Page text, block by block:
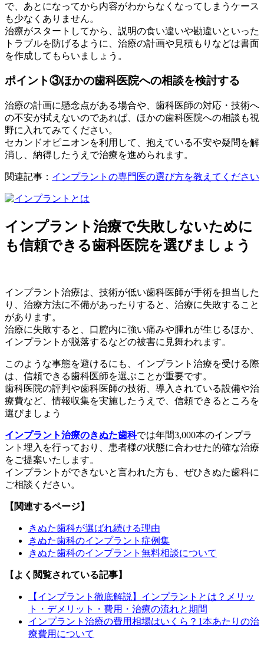
で、あとになってから内容がわからなくなってしまうケース
も少なくありません。
治療がスタートしてから、説明の食い違いや勘違いといった
トラブルを防げるように、治療の計画や見積もりなどは書面
を作成してもらいましょう。
ポイント③ほかの歯科医院への相談を検討する
治療の計画に懸念点がある場合や、歯科医師の対応・技術へ
の不安が拭えないのであれば、ほかの歯科医院への相談も視
野に入れてみてください。
セカンドオピニオンを利用して、抱えている不安や疑問を解
消し、納得したうえで治療を進められます。
関連記事： インプラントの専門医の選び方を教えてください
インプラント治療で失敗しないために
も信頼できる歯科医院を選びましょう
インプラント治療は、技術が低い歯科医師が手術を担当した
り、治療方法に不備があったりすると、治療に失敗すること
があります。
治療に失敗すると、口腔内に強い痛みや腫れが生じるほか、
インプラントが脱落するなどの被害に見舞われます。
このような事態を避けるにも、インプラント治療を受ける際
は、信頼できる歯科医師を選ぶことが重要です。
歯科医院の評判や歯科医師の技術、導入されている設備や治
療費など、情報収集を実施したうえで、信頼できるところを
選びましょう
インプラント治療のきぬた歯科では年間3,000本のインプラ
ント埋入を行っており、患者様の状態に合わせた的確な治療
をご提案いたします。
インプラントができないと言われた方も、ぜひきぬた歯科に
ご相談ください。
【関連するページ】
きぬた歯科が選ばれ続ける理由
きぬた歯科のインプラント症例集
きぬた歯科のインプラント無料相談について
【よく閲覧されている記事】
【インプラント徹底解説】インプラントとは？メリッ
ト・デメリット・費用・治療の流れと期間
インプラント治療の費用相場はいくら？1本あたりの治
療費用について